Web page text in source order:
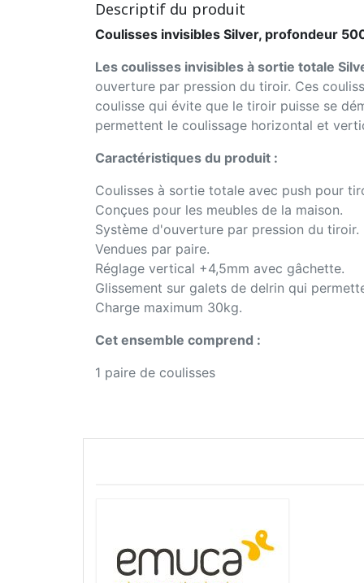
Descriptif du produit
Coulisses invisibles Silver, profondeur
Les coulisses invisibles à sortie totale
ouverture par pression du tiroir. Ces
coulisse qui évite que le tiroir puisse se
permettent le coulissage horizontal et
Caractéristiques du produit :
Coulisses à sortie totale avec push pour
Conçues pour les meubles de la maison.
Système d'ouverture par pression du tiroir.
Vendues par paire.
Réglage vertical +4,5mm avec gâchette.
Glissement sur galets de delrin qui
Charge maximum 30kg.
Cet ensemble comprend :
1 paire de coulisses